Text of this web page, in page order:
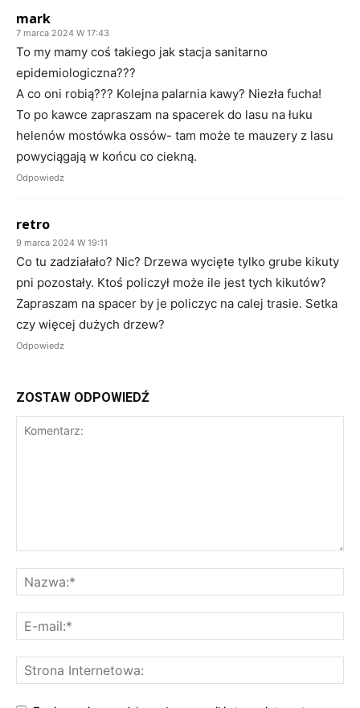
mark
7 marca 2024 W 17:43
To my mamy coś takiego jak stacja sanitarno
epidemiologiczna???
A co oni robią??? Kolejna palarnia kawy? Niezła fucha!
To po kawce zapraszam na spacerek do lasu na łuku
helenów mostówka ossów- tam może te mauzery z lasu
powyciągają w końcu co ciekną.
Odpowiedz
retro
9 marca 2024 W 19:11
Co tu zadziałało? Nic? Drzewa wycięte tylko grube kikuty
pni pozostały. Ktoś policzył może ile jest tych kikutów?
Zapraszam na spacer by je policzyc na calej trasie. Setka
czy więcej dużych drzew?
Odpowiedz
ZOSTAW ODPOWIEDŹ